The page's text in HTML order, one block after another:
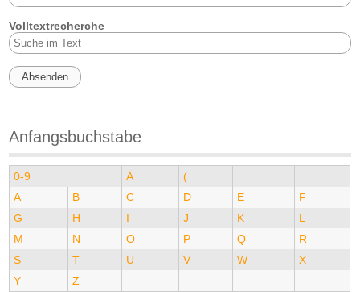
Volltextrecherche
Anfangsbuchstabe
0-9 Ä
(
A
B C D E
F
G
H I J K
L
M
N O P Q
R
S
T U V W
X
Y
Z